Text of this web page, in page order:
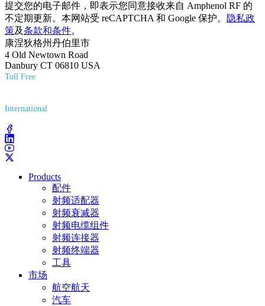
提交您的电子邮件，即表示您同意接收来自 Amphenol RF 的
不定期更新。本网站受 reCAPTCHA 和 Google 保护。
隐私政
策及条款和条件。
康涅狄格州丹伯里市
4 Old Newtown Road
Danbury CT 06810 USA
Toll Free
International
Products
配件
射频适配器
射频衰减器
射频电缆组件
射频连接器
射频终端器
工具
市场
航空航天
汽车